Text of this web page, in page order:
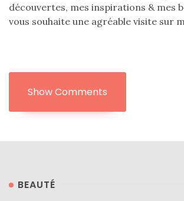
découvertes, mes inspirations & mes
vous souhaite une agréable visite sur
Show Comments
BEAUTÉ